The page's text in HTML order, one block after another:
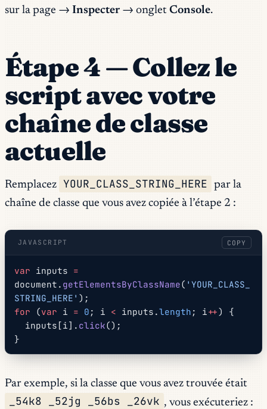
sur la page → Inspecter → onglet Console.
Étape 4 — Collez le
script avec votre
chaîne de classe
actuelle
Remplacez YOUR_CLASS_STRING_HERE
par la
chaîne de classe que vous avez copiée à l’étape 2 :
JAVASCRIPT COPY
var inputs =
document. getElementsByClassName( 'YOUR_CLASS_
STRING_HERE' );
for (var i = 0 ; i < inputs.length ; i++) {
  inputs[i].
click();
}
Par exemple, si la classe que vous avez trouvée était
_54k8 _52jg _56bs _26vk , vous exécuteriez :